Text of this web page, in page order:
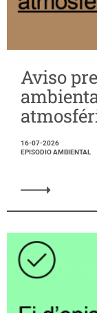
Aviso
16-07-2026
EPISODIO AMBIENTAL